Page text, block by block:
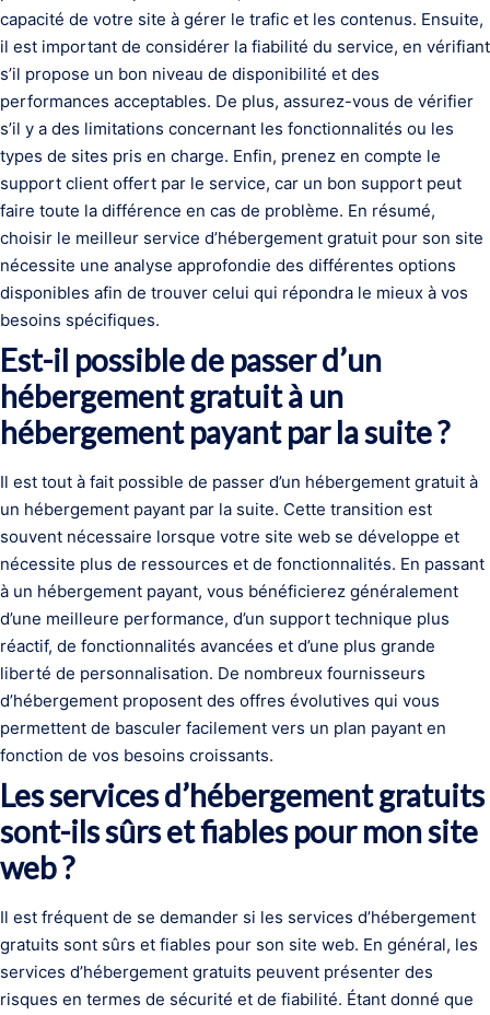
capacité de votre site à gérer le trafic et les contenus. Ensuite,
il est important de considérer la fiabilité du service, en vérifiant
s’il propose un bon niveau de disponibilité et des
performances acceptables. De plus, assurez-vous de vérifier
s’il y a des limitations concernant les fonctionnalités ou les
types de sites pris en charge. Enfin, prenez en compte le
support client offert par le service, car un bon support peut
faire toute la différence en cas de problème. En résumé,
choisir le meilleur service d’hébergement gratuit pour son site
nécessite une analyse approfondie des différentes options
disponibles afin de trouver celui qui répondra le mieux à vos
besoins spécifiques.
Est-il possible de passer d’un
hébergement gratuit à un
hébergement payant par la suite ?
Il est tout à fait possible de passer d’un hébergement gratuit à
un hébergement payant par la suite. Cette transition est
souvent nécessaire lorsque votre site web se développe et
nécessite plus de ressources et de fonctionnalités. En passant
à un hébergement payant, vous bénéficierez généralement
d’une meilleure performance, d’un support technique plus
réactif, de fonctionnalités avancées et d’une plus grande
liberté de personnalisation. De nombreux fournisseurs
d’hébergement proposent des offres évolutives qui vous
permettent de basculer facilement vers un plan payant en
fonction de vos besoins croissants.
Les services d’hébergement gratuits
sont-ils sûrs et fiables pour mon site
web ?
Il est fréquent de se demander si les services d’hébergement
gratuits sont sûrs et fiables pour son site web. En général, les
services d’hébergement gratuits peuvent présenter des
risques en termes de sécurité et de fiabilité. Étant donné que